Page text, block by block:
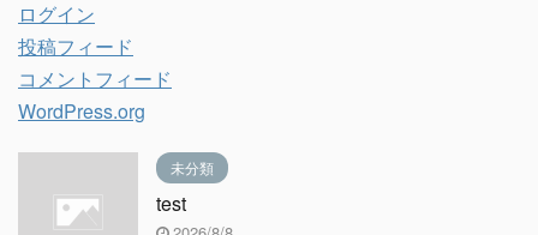
ログイン
投稿フィード
コメントフィード
WordPress.org
未分類
test